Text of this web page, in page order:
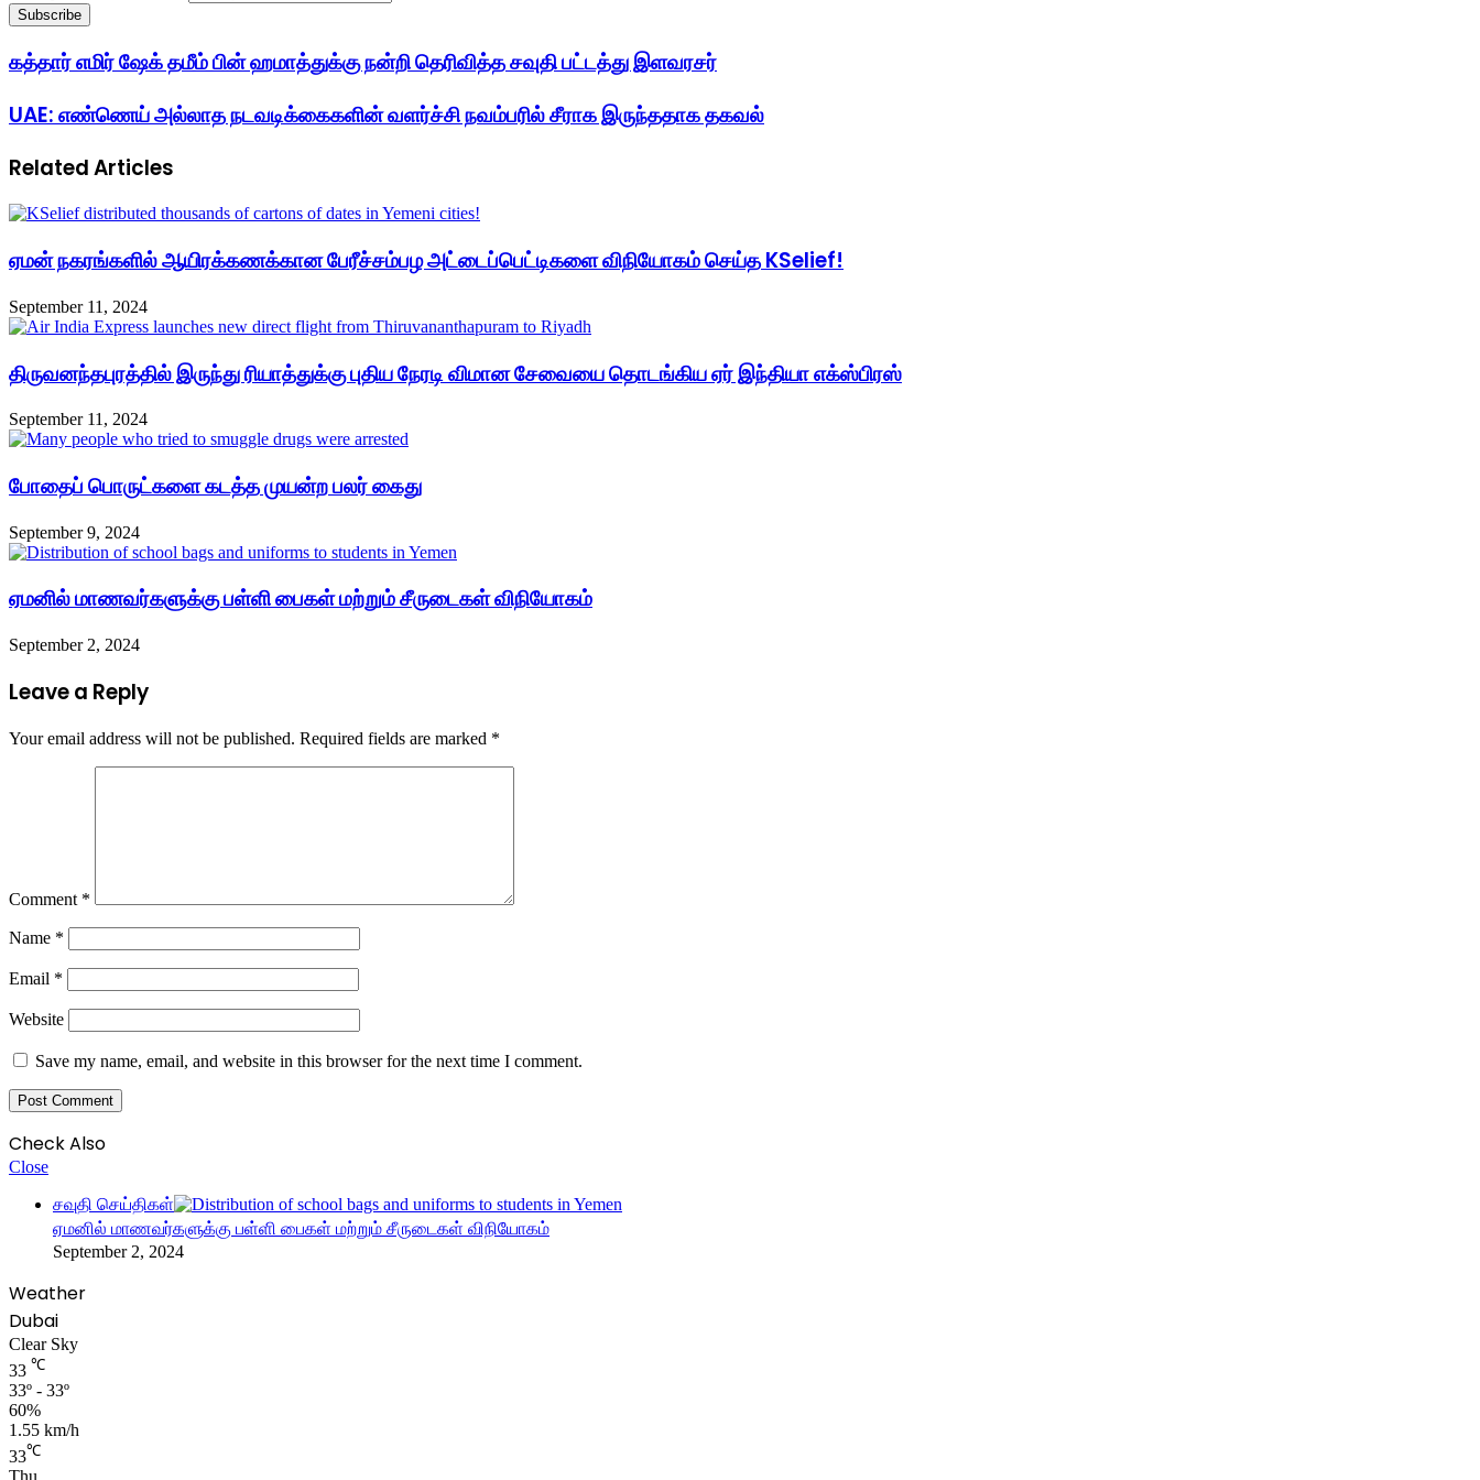
கத்தார் எமிர் ஷேக் தமீம் பின் ஹமாத்துக்கு நன்றி தெரிவித்த சவுதி பட்டத்து இளவரசர்
UAE: எண்ணெய் அல்லாத நடவடிக்கைகளின் வளர்ச்சி நவம்பரில் சீராக இருந்ததாக தகவல்
Related Articles
ஏமன் நகரங்களில் ஆயிரக்கணக்கான பேரீச்சம்பழ அட்டைப்பெட்டிகளை விநியோகம் செய்த KSelief!
September 11, 2024
திருவனந்தபுரத்தில் இருந்து ரியாத்துக்கு புதிய நேரடி விமான சேவையை தொடங்கிய ஏர் இந்தியா எக்ஸ்பிரஸ்
September 11, 2024
போதைப் பொருட்களை கடத்த முயன்ற பலர் கைது
September 9, 2024
ஏமனில் மாணவர்களுக்கு பள்ளி பைகள் மற்றும் சீருடைகள் விநியோகம்
September 2, 2024
Leave a Reply
Your email address will not be published. Required fields are marked *
Comment *
Name *
Email *
Website
Save my name, email, and website in this browser for the next time I comment.
Check Also
Close
சவுதி செய்திகள்
ஏமனில் மாணவர்களுக்கு பள்ளி பைகள் மற்றும் சீருடைகள் விநியோகம்
September 2, 2024
Weather
Dubai
Clear Sky
33 ℃
33º - 33º
60%
1.55 km/h
33℃